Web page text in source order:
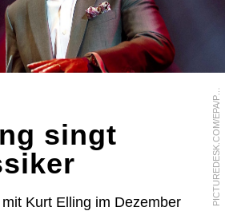
P
I
C
T
U
R
E
D
E
S
K
.
C
O
M
/
E
P
A
/
P
A
U
L
B
E
R
G
E
N
singt
Kurt Elling im Dezember